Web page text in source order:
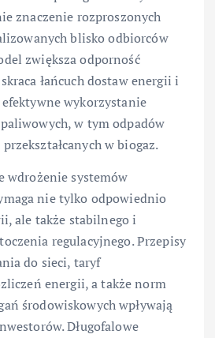
znaczenie rozproszonych
blisko odbiorców
zwiększa odporność
łańcuch dostaw energii i
wykorzystanie
w tym odpadów
w biogaz.
wdrożenie systemów
nie tylko odpowiednio
ale także stabilnego i
regulacyjnego. Przepisy
do sieci, taryf
energii, a także norm
środowiskowych wpływają
Długofalowe